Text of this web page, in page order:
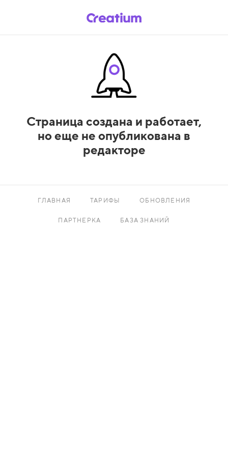
Страница создана и работает,
но еще не опубликована в
редакторе
ГЛАВНАЯ ТАРИФЫ ОБНОВЛЕНИЯ
ПАРТНЕРКА БАЗА ЗНАНИЙ